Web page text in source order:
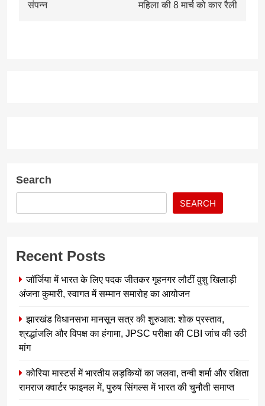
संपन्न
महिला की 8 मार्च को कार रैली
Search
SEARCH
Recent Posts
जॉर्जिया में भारत के लिए पदक जीतकर गृहनगर लौटीं वुशु खिलाड़ी
अंजना कुमारी, स्वागत में सम्मान समारोह का आयोजन
झारखंड विधानसभा मानसून सत्र की शुरुआत: शोक प्रस्ताव,
श्रद्धांजलि और विपक्ष का हंगामा, JPSC परीक्षा की CBI जांच की उठी
मांग
कोरिया मास्टर्स में भारतीय लड़कियों का जलवा, तन्वी शर्मा और रक्षिता
रामराज क्वार्टर फाइनल में, पुरुष सिंगल्स में भारत की चुनौती समाप्त